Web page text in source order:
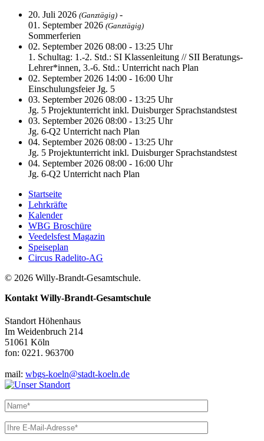
20. Juli 2026 (Ganztägig) -
01. September 2026 (Ganztägig)
Sommerferien
02. September 2026 08:00 - 13:25 Uhr
1. Schultag: 1.-2. Std.: SI Klassenleitung // SII Beratungs-
Lehrer*innen, 3.-6. Std.: Unterricht nach Plan
02. September 2026 14:00 - 16:00 Uhr
Einschulungsfeier Jg. 5
03. September 2026 08:00 - 13:25 Uhr
Jg. 5 Projektunterricht inkl. Duisburger Sprachstandstest
03. September 2026 08:00 - 13:25 Uhr
Jg. 6-Q2 Unterricht nach Plan
04. September 2026 08:00 - 13:25 Uhr
Jg. 5 Projektunterricht inkl. Duisburger Sprachstandstest
04. September 2026 08:00 - 16:00 Uhr
Jg. 6-Q2 Unterricht nach Plan
Startseite
Lehrkräfte
Kalender
WBG Broschüre
Veedelsfest Magazin
Speiseplan
Circus Radelito-AG
© 2026 Willy-Brandt-Gesamtschule.
Kontakt Willy-Brandt-Gesamtschule
Standort Höhenhaus
Im Weidenbruch 214
51061 Köln
fon: 0221. 963700
mail: wbgs-koeln@stadt-koeln.de